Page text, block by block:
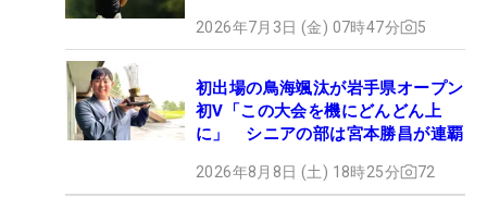
2026年7月3日 (金) 07時47分 5
初出場の鳥海颯汰が岩手県オープン
初V「この大会を機にどんどん上
に」 シニアの部は宮本勝昌が連覇
2026年8月8日 (土) 18時25分 72